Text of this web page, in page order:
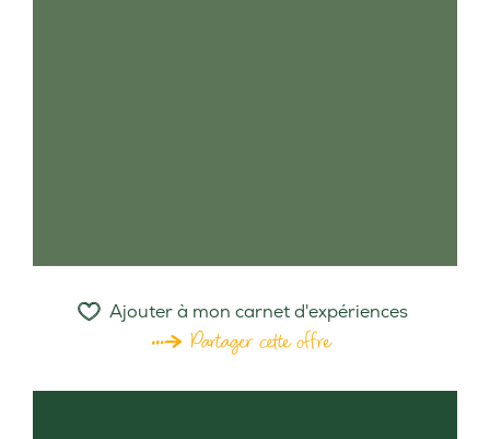
Ajouter à mon carnet d'expériences
Partager cette offre